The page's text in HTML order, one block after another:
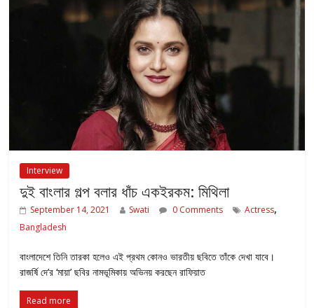
Interview
দুই বাংলার গল্প বলার ধাঁচ একইরকম: মিথিলা
September 14, 2021 Swati 0 Comments Actress,
Bangladesh
বাংলাদেশে তিনি তারকা হলেও এই প্রথম কোনও ভারতীয় ছবিতে তাঁকে দেখা যাবে।
রাজর্ষি দে’র ‘মায়া’ ছবির নামভূমিকায় অভিনয় করছেন রাফিয়াত
Read more